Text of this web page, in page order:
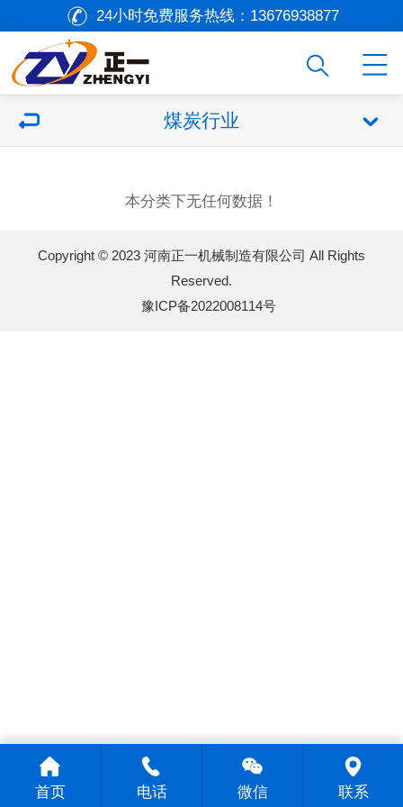
24小时免费服务热线： 13676938877
煤炭行业
本分类下无任何数据！
Copyright © 2023 河南正一机械制造有限公司 All Rights
Reserved.
豫ICP备2022008114号
首页 电话 微信 联系